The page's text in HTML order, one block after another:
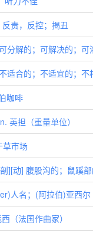
，反控；揭丑
解的；可解决的；可
合的；不适宜的；不
咖啡
担（重量单位）
市场
动] 腹股沟的；鼠蹊部
名；(阿拉伯)亚西尔
法国作曲家）